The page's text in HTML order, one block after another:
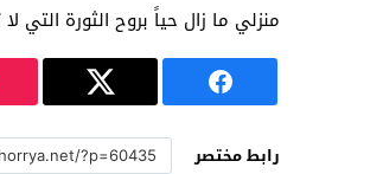
منزلي ما زال حياً بروح الثورة
رابط مختصر